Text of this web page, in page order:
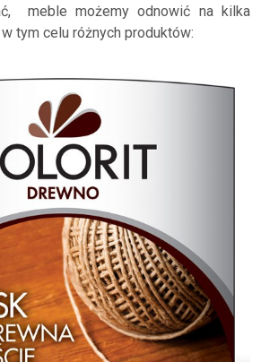
meble możemy odnowić na kilka
tym celu różnych produktów: